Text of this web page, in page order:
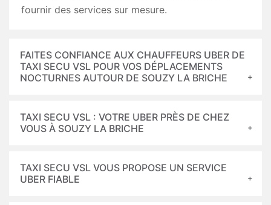
fournir des services sur mesure.
FAITES CONFIANCE AUX CHAUFFEURS UBER DE
TAXI SECU VSL POUR VOS DÉPLACEMENTS
NOCTURNES AUTOUR DE SOUZY LA BRICHE
TAXI SECU VSL : VOTRE UBER PRÈS DE CHEZ
VOUS À SOUZY LA BRICHE
TAXI SECU VSL VOUS PROPOSE UN SERVICE
UBER FIABLE